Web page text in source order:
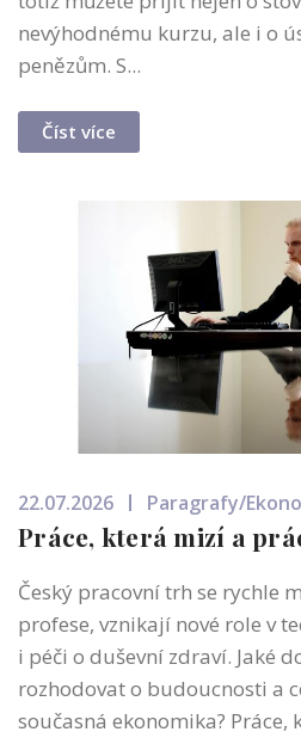
nevýhodnému kurzu, ale i o
penězům. S...
Číst více
22.07.2026 Paragrafy/
Práce, která mizí a
Český pracovní trh se rychle
profese, vznikají nové role v
i péči o duševní zdraví. Jaké
rozhodovat o budoucnosti a
současná ekonomika? Práce,